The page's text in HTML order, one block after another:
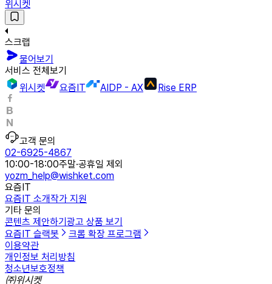
위시켓
스크랩
물어보기
서비스 전체보기
위시켓
요즘IT AIDP - AX Rise ERP
고객 문의
02-6925-4867
10:00-18:00주말·공휴일 제외
yozm_help@wishket.com
요즘IT
요즘IT 소개작가 지원
기타 문의
콘텐츠 제안하기 광고 상품 보기
요즘IT 슬랙봇
크롬 확장 프로그램
이용약관
개인정보 처리방침
청소년보호정책
㈜위시켓